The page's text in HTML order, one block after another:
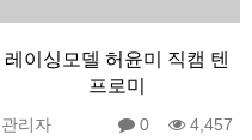
레이싱모델 허윤미 직캠 텐
프로미
관리자 0 4,457